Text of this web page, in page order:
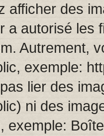
afficher des
a autorisé
Autrement,
exemple:
lier des
ni des
exemple: